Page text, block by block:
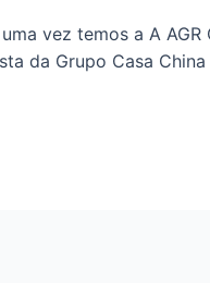
vez temos a A
da Grupo Casa